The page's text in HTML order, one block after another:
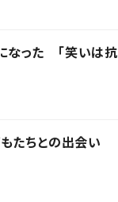
なった 「笑いは抗
たちとの出会い